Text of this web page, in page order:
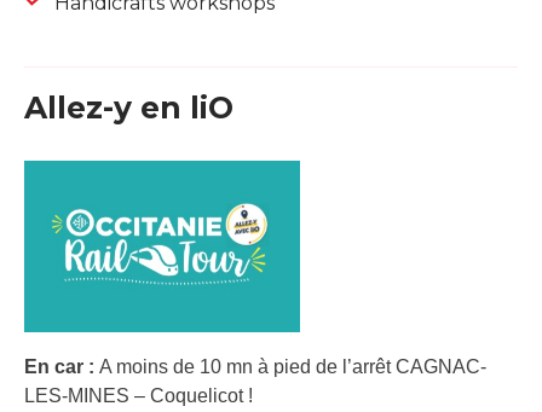
Allez-y en liO
En car : A moins de 10 mn à pied de l’arrêt CAGNAC-
LES-MINES – Coquelicot !